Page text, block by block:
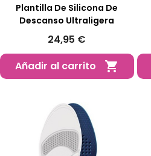
Plantilla De Silicona De
Descanso Ultraligera
24,95 €
Añadir al carrito
